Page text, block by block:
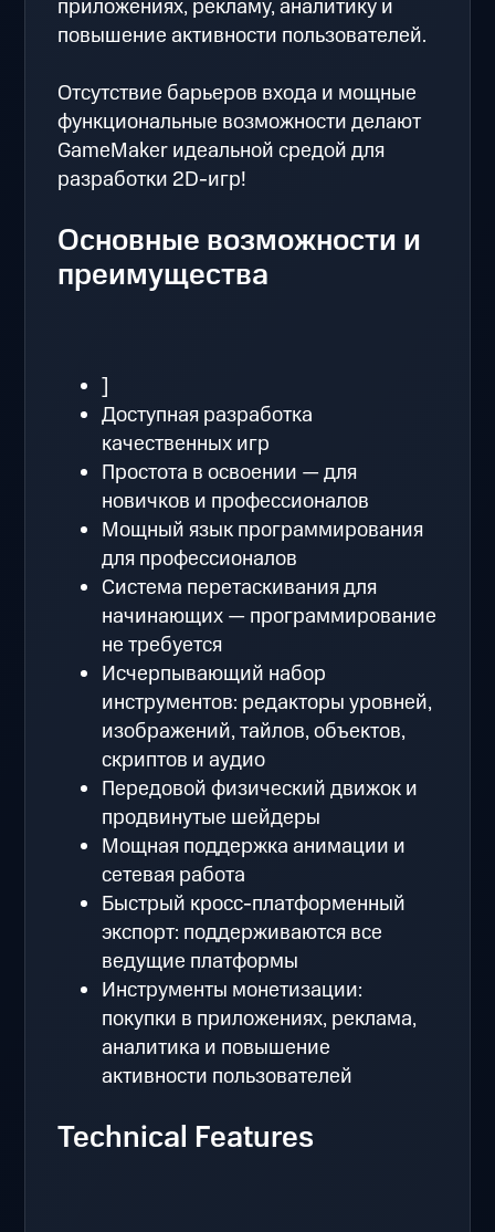
приложениях, рекламу, аналитику и
повышение активности пользователей.
Отсутствие барьеров входа и мощные
функциональные возможности делают
GameMaker идеальной средой для
разработки 2D-игр!
Основные возможности и
преимущества
]
Доступная разработка
качественных игр
Простота в освоении — для
новичков и профессионалов
Мощный язык программирования
для профессионалов
Система перетаскивания для
начинающих — программирование
не требуется
Исчерпывающий набор
инструментов: редакторы уровней,
изображений, тайлов, объектов,
скриптов и аудио
Передовой физический движок и
продвинутые шейдеры
Мощная поддержка анимации и
сетевая работа
Быстрый кросс-платформенный
экспорт: поддерживаются все
ведущие платформы
Инструменты монетизации:
покупки в приложениях, реклама,
аналитика и повышение
активности пользователей
Technical Features